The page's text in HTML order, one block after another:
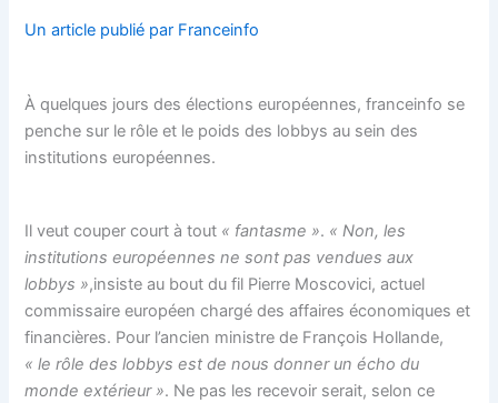
Un article publié par Franceinfo
À quelques jours des élections européennes, franceinfo se
penche sur le rôle et le poids des lobbys au sein des
institutions européennes.
Il veut couper court à tout « fantasme ». « Non, les
institutions européennes ne sont pas vendues aux
lobbys »,insiste au bout du fil Pierre Moscovici, actuel
commissaire européen chargé des affaires économiques et
financières. Pour l’ancien ministre de François Hollande,
« le rôle des lobbys est de nous donner un écho du
monde extérieur ». Ne pas les recevoir serait, selon ce